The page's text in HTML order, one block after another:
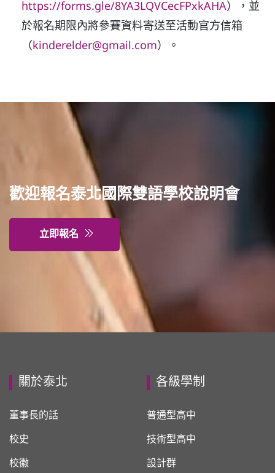
https://forms.gle/8YA3LQVCecFPxkAHA），並
於報名期限內將參賽資料寄送至活動官方信箱
（kinderelder@gmail.com）。
歡迎報名泰北國際雙語學校說明會
立即報名
關於泰北
董事長的話
校史
校徽
各級學制
普通型高中
技術型高中
設計群